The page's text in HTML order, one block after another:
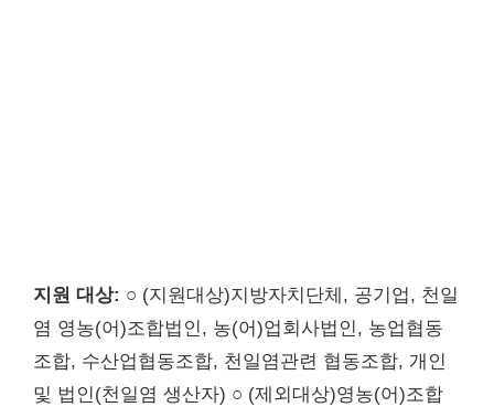
지원 대상: ○ (지원대상)지방자치단체, 공기업, 천일
염 영농(어)조합법인, 농(어)업회사법인, 농업협동
조합, 수산업협동조합, 천일염관련 협동조합, 개인
및 법인(천일염 생산자) ○ (제외대상)영농(어)조합